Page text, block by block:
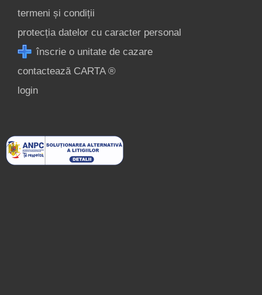
termeni și condiții
protecția datelor cu caracter personal
înscrie o unitate de cazare
contactează CARTA ®
login